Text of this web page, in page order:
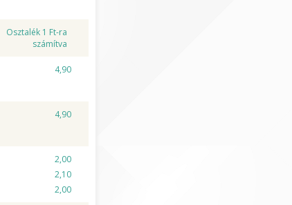
Osztalék 1 Ft-ra
számítva
4,90
4,90
2,00
2,10
2,00